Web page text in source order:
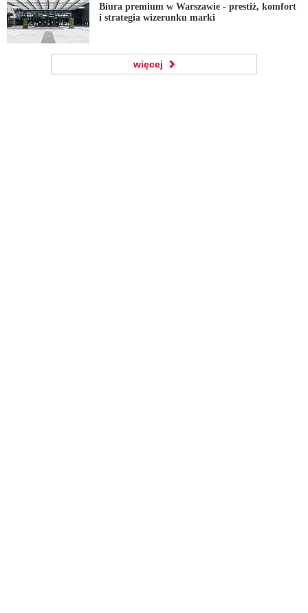
Biura premium w Warszawie - prestiż, komfort
i strategia wizerunku marki
więcej